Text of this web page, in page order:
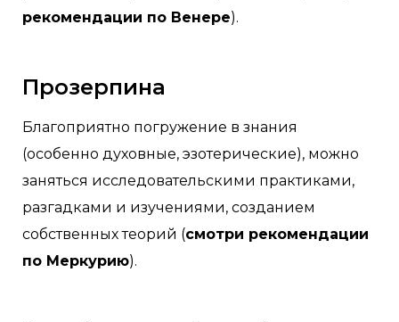
рекомендации по Венере).
Прозерпина
Благоприятно погружение в знания
(особенно духовные, эзотерические), можно
заняться исследовательскими практиками,
разгадками и изучениями, созданием
собственных теорий (смотри рекомендации
по Меркурию).